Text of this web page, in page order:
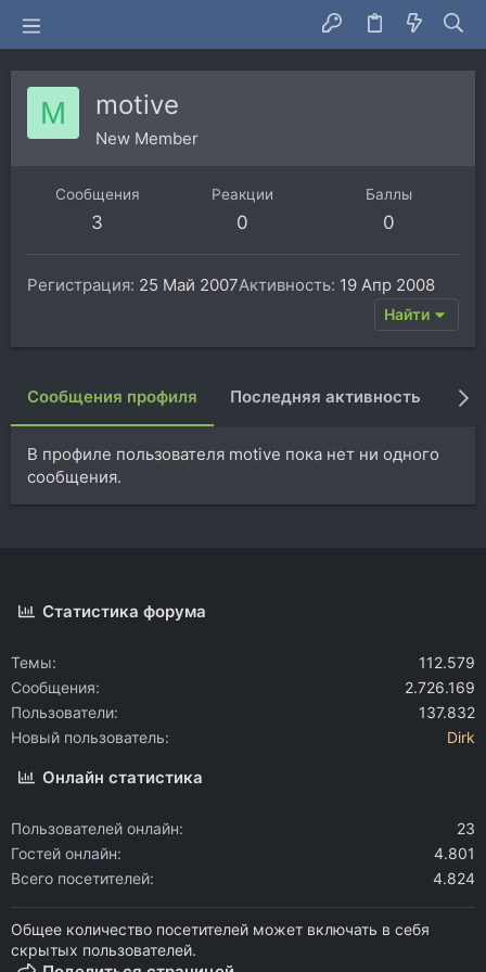
M motive
New Member
Сообщения
3
Реакции
0
Баллы
0
Регистрация 25 Май 2007Активность 19 Апр 2008
Найти
Сообщения профиля Последняя активность
В профиле пользователя motive пока нет ни одного
сообщения.
Статистика форума
Темы
112.579
Сообщения
2.726.169
Пользователи
137.832
Новый пользователь
Dirk
Онлайн статистика
Пользователей онлайн
23
Гостей онлайн
4.801
Всего посетителей
4.824
Общее количество посетителей может включать в себя
скрытых пользователей.